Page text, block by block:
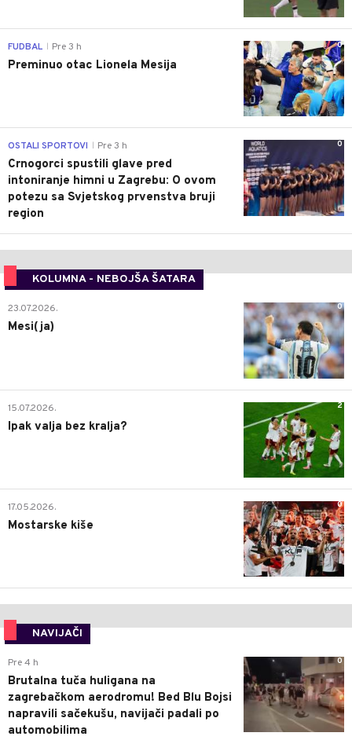
0
FUDBAL Pre 3 h
Preminuo otac Lionela Mesija
0
OSTALI SPORTOVI Pre 3 h
Crnogorci spustili glave pred
intoniranje himni u Zagrebu: O ovom
potezu sa Svjetskog prvenstva bruji
region
KOLUMNA - NEBOJŠA ŠATARA
0
23.07.2026.
Mesi(ja)
2
15.07.2026.
Ipak valja bez kralja?
0
17.05.2026.
Mostarske kiše
NAVIJAČI
0
Pre 4 h
Brutalna tuča huligana na
zagrebačkom aerodromu! Bed Blu Bojsi
napravili sačekušu, navijači padali po
automobilima